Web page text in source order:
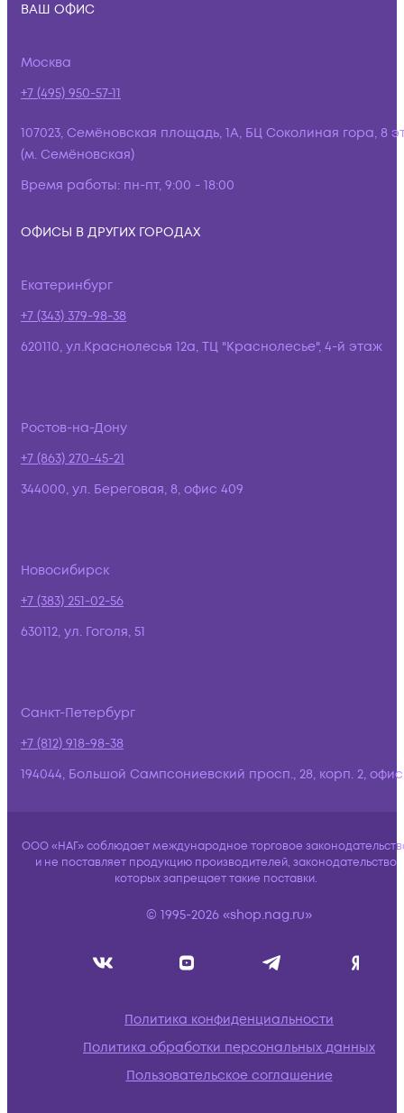
ВАШ ОФИС
Москва
+7 (495) 950-57-11
107023, Семёновская площадь, 1А, БЦ Соколиная гора, 8
(м. Семёновская)
Время работы: пн-пт, 9:00 - 18:00
ОФИСЫ В ДРУГИХ ГОРОДАХ
Екатеринбург
+7 (343) 379-98-38
620110, ул.Краснолесья 12а, ТЦ "Краснолесье", 4-й этаж
Ростов-на-Дону
+7 (863) 270-45-21
344000, ул. Береговая, 8, офис 409
Новосибирск
+7 (383) 251-02-56
630112, ул. Гоголя, 51
Санкт-Петербург
+7 (812) 918-98-38
194044, Большой Сампсониевский просп., 28, корп. 2,
ООО «НАГ» соблюдает международное торговое
и не поставляет продукцию производителей, законодательство
которых запрещает такие поставки.
© 1995-2026 «shop.nag.ru»
Политика конфиденциальности
Политика обработки персональных данных
Пользовательское соглашение